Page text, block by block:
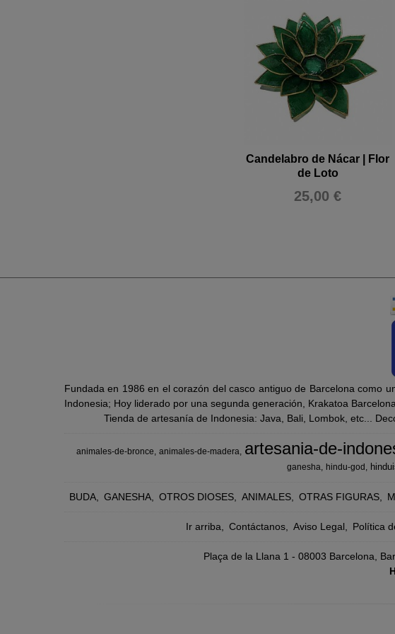
Candelabro de Nácar | Flor
de Loto
25,00 €
Fundada en 1986 en el corazón del casco antiguo de Barcelona como
Indonesia; Hoy liderado por una segunda generación, Krakatoa
Tienda de artesanía de Indonesia: Java, Bali, Lombok, etc...
animales-de-bronce animales-de-madera artesania-de-
ganesha
hindu-god
BUDA GANESHA OTROS DIOSES ANIMALES OTRAS FIGURAS
Ir arriba Contáctanos Aviso Legal Política
Plaça de la Llana 1 - 08003 Barcelona,